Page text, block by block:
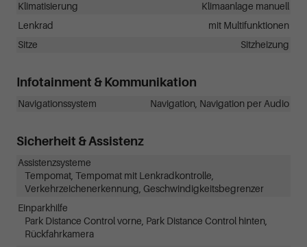
Klimatisierung
Klimaanlage manuell
Lenkrad
mit Multifunktionen
Sitze
Sitzheizung
Infotainment & Kommunikation
Navigationssystem Navigation, Navigation per Audio
Sicherheit & Assistenz
Assistenzsysteme
Tempomat, Tempomat mit Lenkradkontrolle,
Verkehrzeichenerkennung, Geschwindigkeitsbegrenzer
Einparkhilfe
Park Distance Control vorne, Park Distance Control hinten,
Rückfahrkamera